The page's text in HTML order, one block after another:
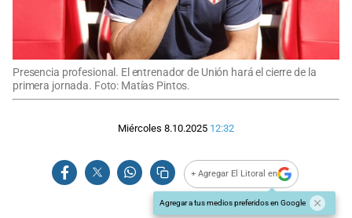
Presencia profesional. El entrenador de Unión hará el cierre de la
primera jornada. Foto: Matías Pintos.
Miércoles 8.10.2025 12:32
+ Agregar El Litoral en
Agregar a tus medios preferidos en Google